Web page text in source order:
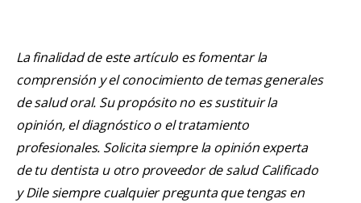
La finalidad de este artículo es fomentar la
comprensión y el conocimiento de temas generales
de salud oral. Su propósito no es sustituir la
opinión, el diagnóstico o el tratamiento
profesionales. Solicita siempre la opinión experta
de tu dentista u otro proveedor de salud Calificado
y Dile siempre cualquier pregunta que tengas en